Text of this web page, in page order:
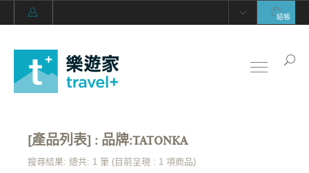
結帳
[產品列表] : 品牌:TATONKA
搜尋結果: 總共: 1 筆 (目前呈現 : 1 項商品)